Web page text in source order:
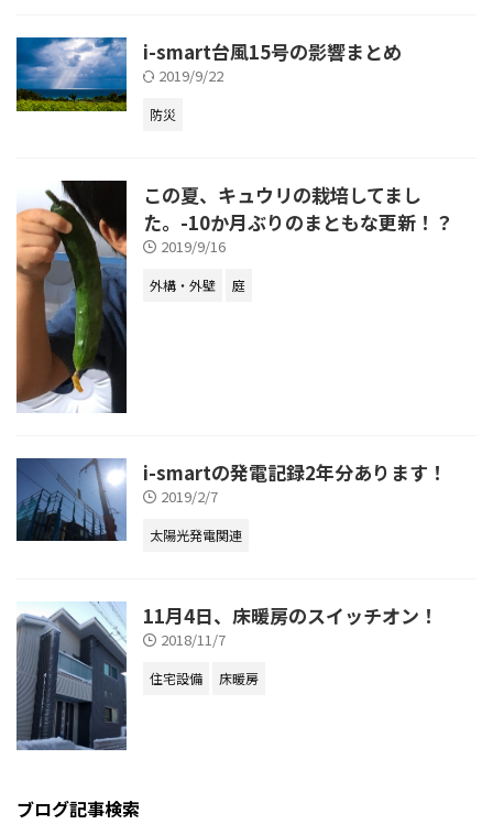
i-smart台風15号の影響まとめ
2019/9/22
防災
この夏、キュウリの栽培してまし
た。-10か月ぶりのまともな更新！？
2019/9/16
外構・外壁 庭
i-smartの発電記録2年分あります！
2019/2/7
太陽光発電関連
11月4日、床暖房のスイッチオン！
2018/11/7
住宅設備 床暖房
ブログ記事検索